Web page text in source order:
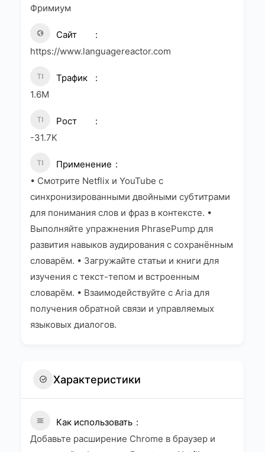
Фримиум
Сайт
https://www.languagereactor.com
Трафик
1.6M
Рост
-31.7K
Применение
• Смотрите Netflix и YouTube с
синхронизированными двойными субтитрами
для понимания слов и фраз в контексте. •
Выполняйте упражнения PhrasePump для
развития навыков аудирования с сохранённым
словарём. • Загружайте статьи и книги для
изучения с текст-тепом и встроенным
словарём. • Взаимодействуйте с Aria для
получения обратной связи и управляемых
языковых диалогов.
Характеристики
Как использовать
Добавьте расширение Chrome в браузер и